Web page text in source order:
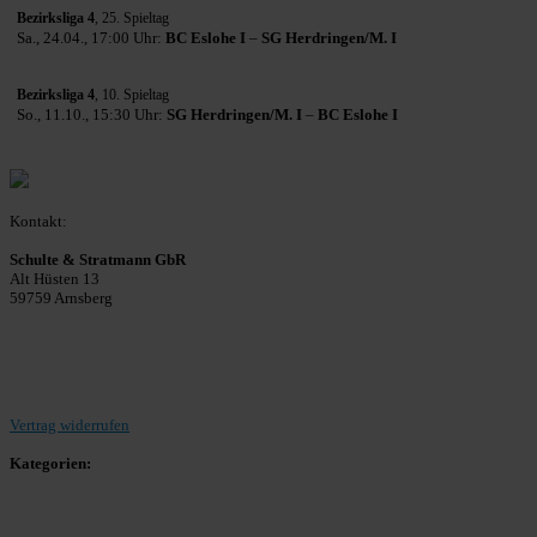
Bezirksliga 4, 25. Spieltag
Sa., 24.04., 17:00 Uhr: BC Eslohe I – SG Herdringen/M. I
Bezirksliga 4, 10. Spieltag
So., 11.10., 15:30 Uhr: SG Herdringen/M. I – BC Eslohe I
Kontakt:
Schulte & Stratmann GbR
Alt Hüsten 13
59759 Arnsberg
Vertrag widerrufen
Kategorien: